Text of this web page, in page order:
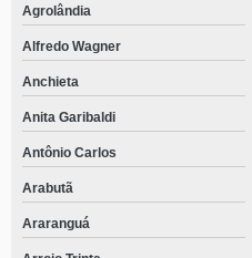
Agrolândia
Alfredo Wagner
Anchieta
Anita Garibaldi
Antônio Carlos
Arabutã
Araranguá